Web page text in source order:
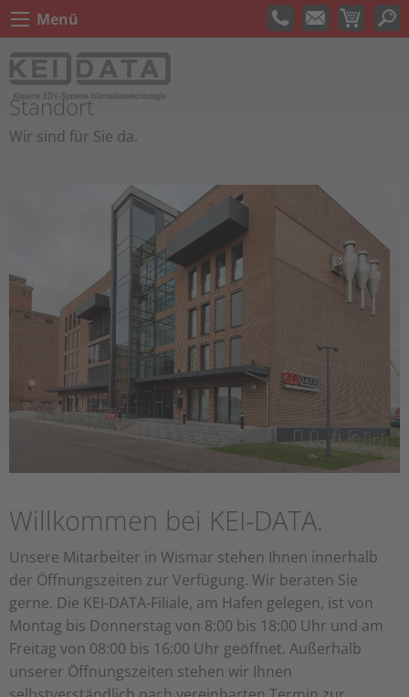
Menü
Standort
Wir sind für Sie da.
Willkommen bei KEI-DATA.
Unsere Mitarbeiter in Wismar stehen Ihnen innerhalb
der Öffnungszeiten zur Verfügung. Wir beraten Sie
gerne. Die KEI-DATA-Filiale, am Hafen gelegen, ist von
Montag bis Donnerstag von 8:00 bis 18:00 Uhr und am
Freitag von 08:00 bis 16:00 Uhr geöffnet. Außerhalb
unserer Öffnungszeiten stehen wir Ihnen